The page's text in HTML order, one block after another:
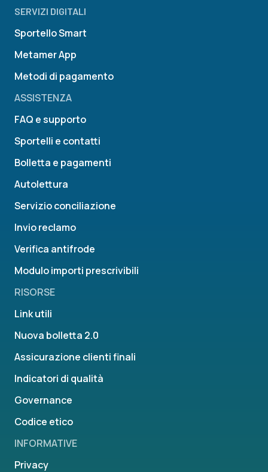
SERVIZI DIGITALI
Sportello Smart
Metamer App
Metodi di pagamento
ASSISTENZA
FAQ e supporto
Sportelli e contatti
Bolletta e pagamenti
Autolettura
Servizio conciliazione
Invio reclamo
Verifica antifrode
Modulo importi prescrivibili
RISORSE
Link utili
Nuova bolletta 2.0
Assicurazione clienti finali
Indicatori di qualità
Governance
Codice etico
INFORMATIVE
Privacy